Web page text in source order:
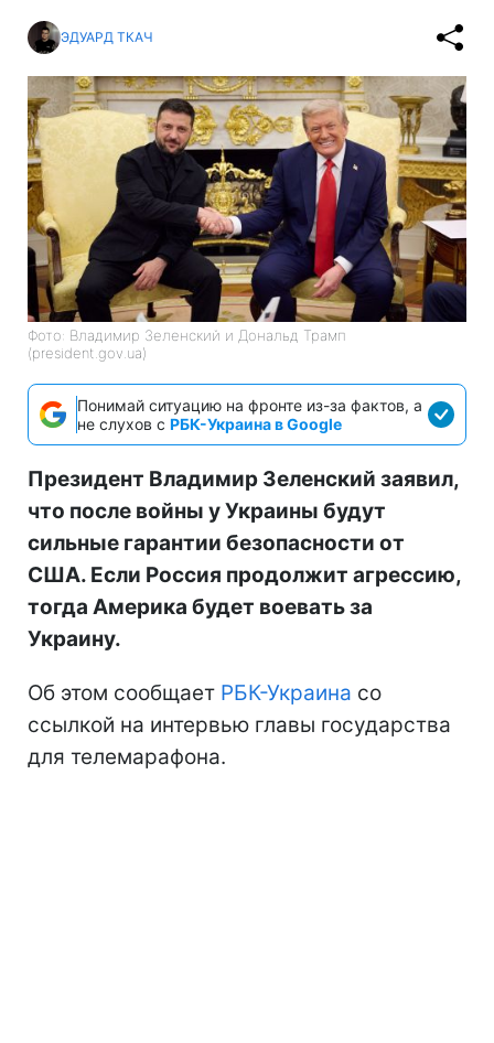
ЭДУАРД ТКАЧ
Фото: Владимир Зеленский и Дональд Трамп
(president.gov.ua)
Понимай ситуацию на фронте из-за фактов, а
не слухов с РБК-Украина в Google
Президент Владимир Зеленский заявил,
что после войны у Украины будут
сильные гарантии безопасности от
США. Если Россия продолжит агрессию,
тогда Америка будет воевать за
Украину.
Об этом сообщает РБК-Украина со
ссылкой на интервью главы государства
для телемарафона.